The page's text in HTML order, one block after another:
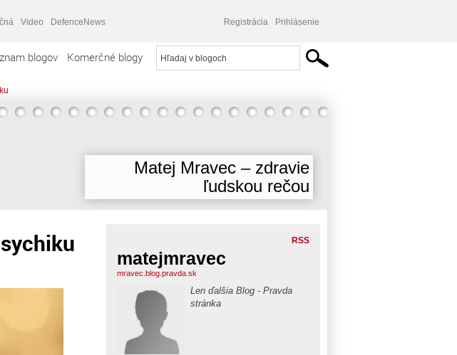
Video DefenceNews Registrácia Prihlásenie
blogov Komerčné blogy
Matej Mravec – zdravie
ľudskou rečou
RSS
matejmravec
mravec.blog.pravda.sk
Len ďalšia Blog - Pravda
stránka